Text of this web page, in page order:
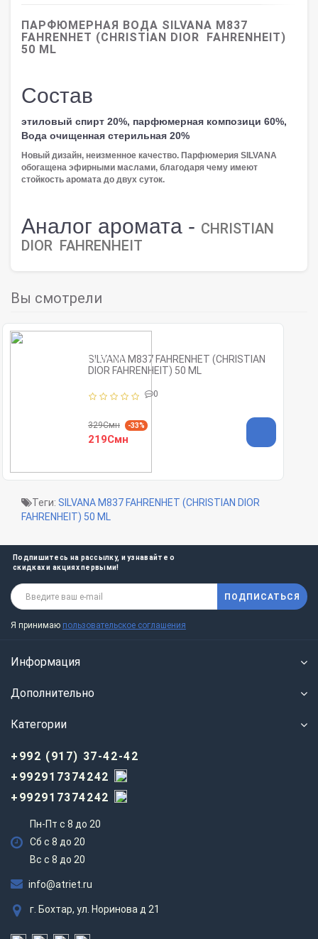
ПАРФЮМЕРНАЯ ВОДА SILVANA M837
FAHRENHET (CHRISTIAN DIOR FAHRENHEIT)
50 ML
Состав
этиловый спирт 20%, парфюмерная композици 60%,
Вода очищенная стерильная 20%
Новый дизайн, неизменное качество. Парфюмерия SILVANA
обогащена эфирными маслами, благодаря чему имеют
стойкость аромата до двух суток.
Аналог аромата - CHRISTIAN
DIOR FAHRENHEIT
Вы смотрели
SILVANA M837 FAHRENHET (CHRISTIAN
DIOR FAHRENHEIT) 50 ML
0
329Смн -33%
219Смн
Теги: SILVANA M837 FAHRENHET (CHRISTIAN DIOR
FAHRENHEIT) 50 ML
Подпишитесь на рассылку, и узнавайте о
скидках и акциях первыми!
ПОДПИСАТЬСЯ
Я принимаю пользовательское соглашения
Информация
Дополнительно
Категории
+992 (917) 37-42-42
+992917374242
+992917374242
Пн-Пт с 8 до 20
Сб с 8 до 20
Вс c 8 до 20
info@atriet.ru
г. Бохтар, ул. Норинова д 21